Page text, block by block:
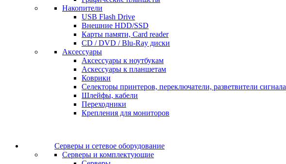
Накопители
USB Flash Drive
Внешние HDD/SSD
Карты памяти, Card reader
CD / DVD / Blu-Ray диски
Аксессуары
Аксессуары к ноутбукам
Аскессуары к планшетам
Коврики
Селекторы принтеров, переключатели, разветвители сигнала
Шлейфы, кабели
Переходники
Крепления для мониторов
Серверы и сетевое оборудование
Серверы и комплектующие